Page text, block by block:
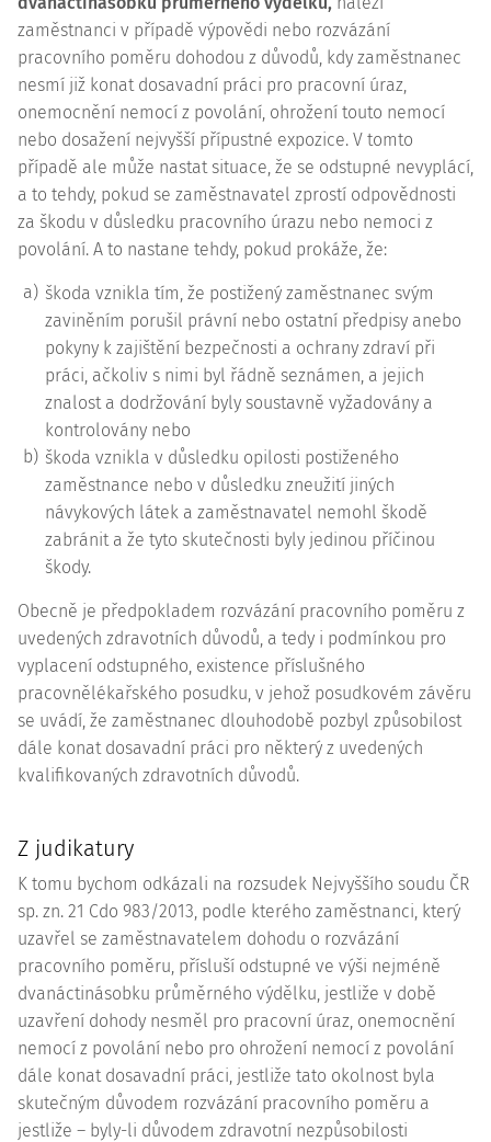
zaměstnanci v případě výpovědi nebo rozvázání
pracovního poměru dohodou z důvodů, kdy zaměstnanec
nesmí již konat dosavadní práci pro pracovní úraz,
onemocnění nemocí z povolání, ohrožení touto nemocí
nebo dosažení nejvyšší přípustné expozice. V tomto
případě ale může nastat situace, že se odstupné nevyplácí,
a to tehdy, pokud se zaměstnavatel zprostí odpovědnosti
za škodu v důsledku pracovního úrazu nebo nemoci z
povolání. A to nastane tehdy, pokud prokáže, že:
a) škoda vznikla tím, že postižený zaměstnanec svým
zaviněním porušil právní nebo ostatní předpisy anebo
pokyny k zajištění bezpečnosti a ochrany zdraví při
práci, ačkoliv s nimi byl řádně seznámen, a jejich
znalost a dodržování byly soustavně vyžadovány a
kontrolovány nebo
b) škoda vznikla v důsledku opilosti postiženého
zaměstnance nebo v důsledku zneužití jiných
návykových látek a zaměstnavatel nemohl škodě
zabránit a že tyto skutečnosti byly jedinou příčinou
škody.
Obecně je předpokladem rozvázání pracovního poměru z
uvedených zdravotních důvodů, a tedy i podmínkou pro
vyplacení odstupného, existence příslušného
pracovnělékařského posudku, v jehož posudkovém závěru
se uvádí, že zaměstnanec dlouhodobě pozbyl způsobilost
dále konat dosavadní práci pro některý z uvedených
kvalifikovaných zdravotních důvodů.
Z judikatury
K tomu bychom odkázali na rozsudek Nejvyššího soudu ČR
sp. zn. 21 Cdo 983/2013, podle kterého zaměstnanci, který
uzavřel se zaměstnavatelem dohodu o rozvázání
pracovního poměru, přísluší odstupné ve výši nejméně
dvanáctinásobku průměrného výdělku, jestliže v době
uzavření dohody nesměl pro pracovní úraz, onemocnění
nemocí z povolání nebo pro ohrožení nemocí z povolání
dále konat dosavadní práci, jestliže tato okolnost byla
skutečným důvodem rozvázání pracovního poměru a
jestliže – byly-li důvodem zdravotní nezpůsobilosti